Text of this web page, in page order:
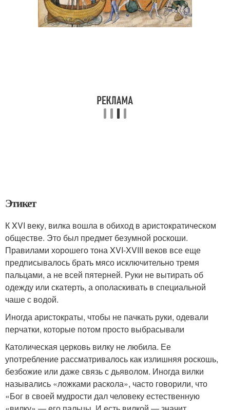
Этикет
К XVI веку, вилка вошла в обиход в аристократическом
обществе. Это был предмет безумной роскоши.
Правилами хорошего тона XVI-XVIII веков все еще
предписывалось брать мясо исключительно тремя
пальцами, а не всей пятерней. Руки не вытирать об
одежду или скатерть, а ополаскивать в специальной
чаше с водой.
Иногда аристократы, чтобы не пачкать руки, одевали
перчатки, которые потом просто выбрасывали
Католическая церковь вилку не любила. Ее
употребление рассматривалось как излишняя роскошь,
безбожие или даже связь с дьяволом. Иногда вилки
назывались «ложками раскола», часто говорили, что
«Бог в своей мудрости дал человеку естественную